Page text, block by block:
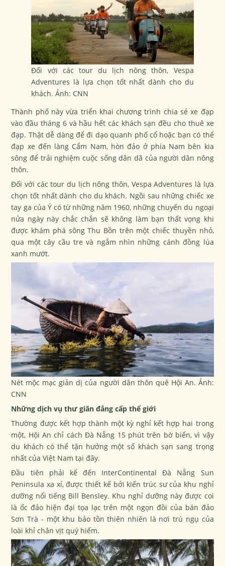
Đối với các tour du lịch nông thôn, Vespa
Adventures là lựa chọn tốt nhất dành cho du
khách. Ảnh: CNN
Thành phố này vừa triển khai chương trình chia sẻ xe đạp
vào đầu tháng 6 và hầu hết các khách sạn đều cho thuê xe
đạp. Thật dễ dàng để đi dạo quanh phố cổ hoặc bạn có thể
đạp xe đến làng Cẩm Nam, hòn đảo ở phía Nam bên kia
sông để trải nghiệm cuộc sống dân dã của người dân nông
thôn.
Đối với các tour du lịch nông thôn, Vespa Adventures là lựa
chọn tốt nhất dành cho du khách. Ngồi sau những chiếc xe
tay ga của Ý có từ những năm 1960, những chuyến du ngoại
nửa ngày này chắc chắn sẽ không làm bạn thất vọng khi
được khám phá sông Thu Bồn trên một chiếc thuyền nhỏ,
qua một cây cầu tre và ngắm nhìn những cánh đồng lúa
xanh mướt.
Nét mộc mạc giản dị của người dân thôn quê Hội An. Ảnh:
CNN
Những dịch vụ thư giãn đẳng cấp thế giới
Thường được kết hợp thành một kỳ nghỉ kết hợp hai trong
một, Hội An chỉ cách Đà Nẵng 15 phút trên bờ biển, vì vậy
du khách có thể tận hưởng một số khách sạn sang trọng
nhất của Việt Nam tại đây.
Đầu tiên phải kể đến InterContinental Đà Nẵng Sun
Peninsula xa xỉ, được thiết kế bởi kiến trúc sư của khu nghỉ
dưỡng nổi tiếng Bill Bensley. Khu nghỉ dưỡng này được coi
là ốc đảo hiện đại tọa lạc trên một ngọn đồi của bán đảo
Sơn Trà - một khu bảo tồn thiên nhiên là nơi trú ngụ của
loài khỉ chân vịt quý hiếm.